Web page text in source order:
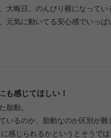
大晦日。のんびり横になって
元気に動いてる安心感でいっぱ
も感じてほしい！
胎動。
いるのか、胎動なのか区別が
感じられるかというとそうで